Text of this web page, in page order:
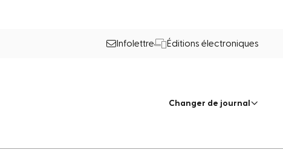
Infolettre Éditions électroniques
Changer de journal